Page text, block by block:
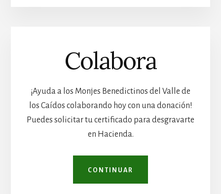
Colabora
¡Ayuda a los Monjes Benedictinos del Valle de
los Caídos colaborando hoy con una donación!
Puedes solicitar tu certificado para desgravarte
en Hacienda.
CONTINUAR